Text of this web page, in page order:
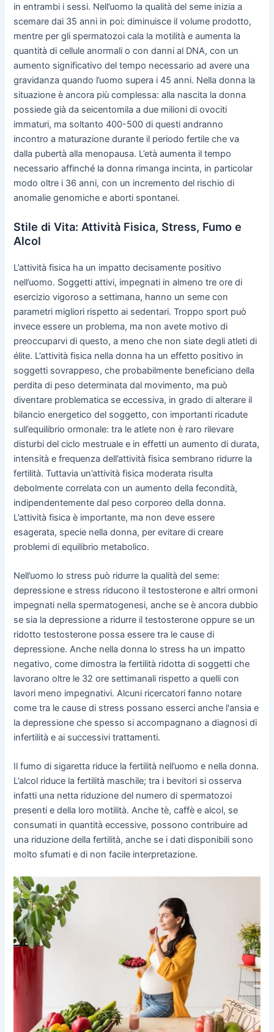
in entrambi i sessi. Nell’uomo la qualità del seme inizia a
scemare dai 35 anni in poi: diminuisce il volume prodotto,
mentre per gli spermatozoi cala la motilità e aumenta la
quantità di cellule anormali o con danni al DNA, con un
aumento significativo del tempo necessario ad avere una
gravidanza quando l’uomo supera i 45 anni. Nella donna la
situazione è ancora più complessa: alla nascita la donna
possiede già da seicentomila a due milioni di ovociti
immaturi, ma soltanto 400-500 di questi andranno
incontro a maturazione durante il periodo fertile che va
dalla pubertà alla menopausa. L’età aumenta il tempo
necessario affinché la donna rimanga incinta, in particolar
modo oltre i 36 anni, con un incremento del rischio di
anomalie genomiche e aborti spontanei.
Stile di Vita: Attività Fisica, Stress, Fumo e
Alcol
L’attività fisica ha un impatto decisamente positivo
nell’uomo. Soggetti attivi, impegnati in almeno tre ore di
esercizio vigoroso a settimana, hanno un seme con
parametri migliori rispetto ai sedentari. Troppo sport può
invece essere un problema, ma non avete motivo di
preoccuparvi di questo, a meno che non siate degli atleti di
élite. L’attività fisica nella donna ha un effetto positivo in
soggetti sovrappeso, che probabilmente beneficiano della
perdita di peso determinata dal movimento, ma può
diventare problematica se eccessiva, in grado di alterare il
bilancio energetico del soggetto, con importanti ricadute
sull’equilibrio ormonale: tra le atlete non è raro rilevare
disturbi del ciclo mestruale e in effetti un aumento di durata,
intensità e frequenza dell’attività fisica sembrano ridurre la
fertilità. Tuttavia un’attività fisica moderata risulta
debolmente correlata con un aumento della fecondità,
indipendentemente dal peso corporeo della donna.
L’attività fisica è importante, ma non deve essere
esagerata, specie nella donna, per evitare di creare
problemi di equilibrio metabolico.
Nell’uomo lo stress può ridurre la qualità del seme:
depressione e stress riducono il testosterone e altri ormoni
impegnati nella spermatogenesi, anche se è ancora dubbio
se sia la depressione a ridurre il testosterone oppure se un
ridotto testosterone possa essere tra le cause di
depressione. Anche nella donna lo stress ha un impatto
negativo, come dimostra la fertilità ridotta di soggetti che
lavorano oltre le 32 ore settimanali rispetto a quelli con
lavori meno impegnativi. Alcuni ricercatori fanno notare
come tra le cause di stress possano esserci anche l'ansia e
la depressione che spesso si accompagnano a diagnosi di
infertilità e ai successivi trattamenti.
Il fumo di sigaretta riduce la fertilità nell’uomo e nella donna.
L’alcol riduce la fertilità maschile; tra i bevitori si osserva
infatti una netta riduzione del numero di spermatozoi
presenti e della loro motilità. Anche tè, caffè e alcol, se
consumati in quantità eccessive, possono contribuire ad
una riduzione della fertilità, anche se i dati disponibili sono
molto sfumati e di non facile interpretazione.